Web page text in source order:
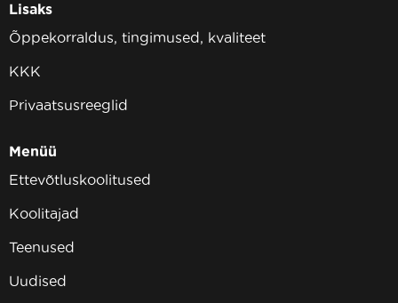
Lisaks
Õppekorraldus, tingimused, kvaliteet
KKK
Privaatsusreeglid
Menüü
Ettevõtluskoolitused
Koolitajad
Teenused
Uudised